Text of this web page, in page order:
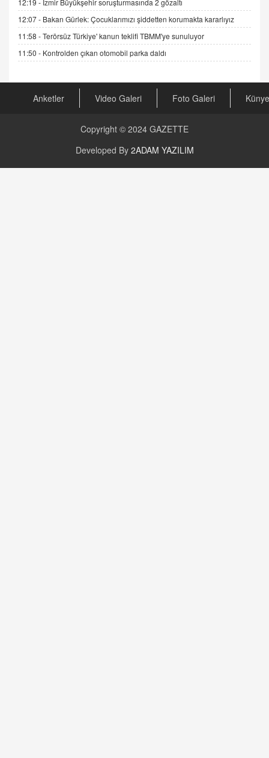
GÖNÜL MENEKŞE
Şifacının Yolu
AV. RÜMEYSA ÖZKALE
Kira Uyuşmazlıklarında Dava Açmadan Önce
Arabulucuya Başvuru Şartı
CAN UĞURATEŞ
Değişen yapısıyla Suriye
16.12.2024 14:16
12:07 - Bakan Gürlek: Çocuklarımızı şiddetten korumakta kararlıyız
11:58 -Terörsüz Türkiye' kanun teklifi TBMM'ye sunuluyor
11:50 - Kontrolden çıkan otomobil parka daldı
Anketler Video Galeri Foto Galeri Künye
Copyright © 2024 GAZETTE
Developed By 2ADAM YAZILIM